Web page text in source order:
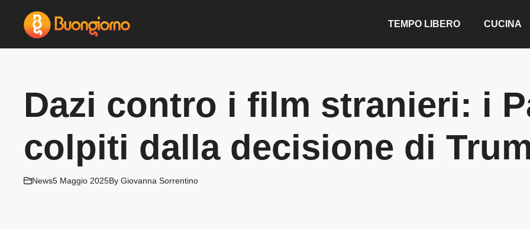
contenuto
TEMPO LIBERO CUCINA
Dazi contro i film stranieri: i
colpiti dalla decisione di
News5 Maggio 2025By Giovanna Sorrentino